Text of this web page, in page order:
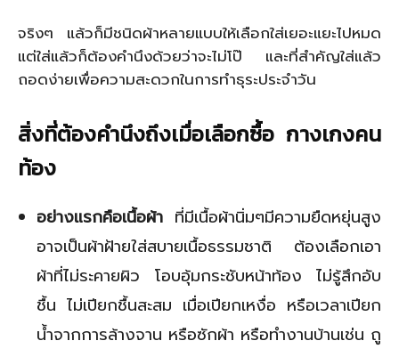
จริงๆ แล้วก็มีชนิดผ้าหลายแบบให้เลือกใส่เยอะแยะไปหมด
แต่ใส่แล้วก็ต้องคำนึงด้วยว่าจะไม่โป๊ และที่สำคัญใส่แล้ว
ถอดง่ายเพื่อความสะดวกในการทำธุระประจำวัน
สิ่งที่ต้องคำนึงถึงเมื่อเลือกซื้อ กางเกงคน
ท้อง
อย่างแรกคือเนื้อผ้า ที่มีเนื้อผ้านิ่มๆมีความยืดหยุ่นสูง
อาจเป็นผ้าฝ้ายใส่สบายเนื้อธรรมชาติ ต้องเลือกเอา
ผ้าที่ไม่ระคายผิว โอบอุ้มกระชับหน้าท้อง ไม่รู้สึกอับ
ชื้น ไม่เปียกชื้นสะสม เมื่อเปียกเหงื่อ หรือเวลาเปียก
น้ำจากการล้างจาน หรือซักผ้า หรือทำงานบ้านเช่น ถู